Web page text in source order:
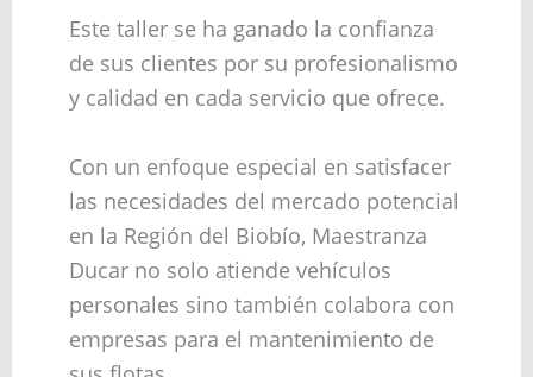
Este taller se ha ganado la confianza
de sus clientes por su profesionalismo
y calidad en cada servicio que ofrece.
Con un enfoque especial en satisfacer
las necesidades del mercado potencial
en la Región del Biobío, Maestranza
Ducar no solo atiende vehículos
personales sino también colabora con
empresas para el mantenimiento de